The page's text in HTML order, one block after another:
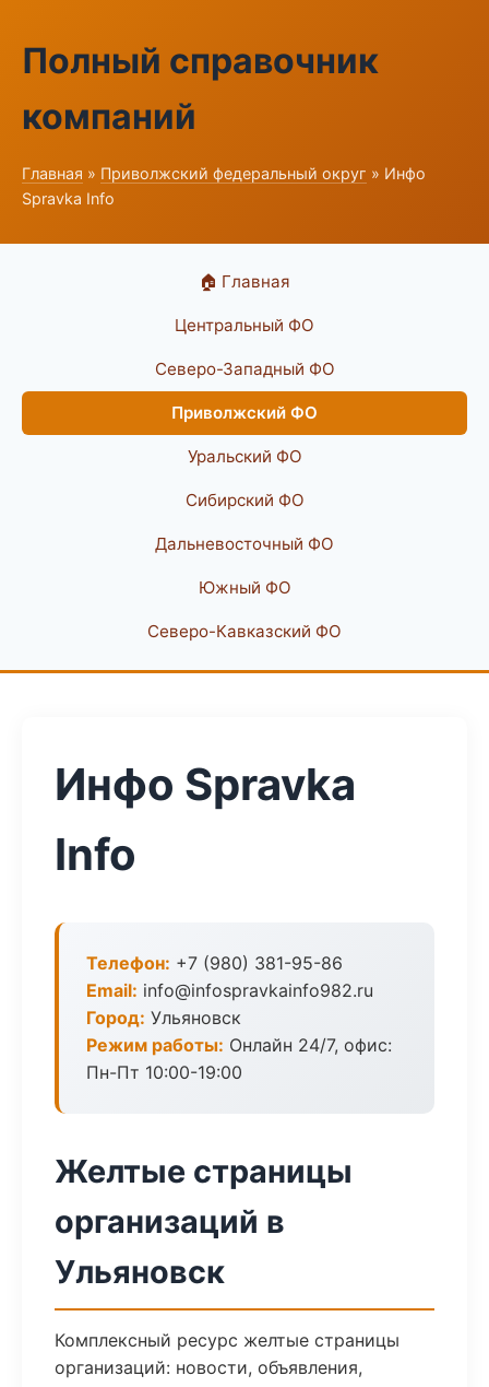
Полный справочник
компаний
Главная » Приволжский федеральный округ » Инфо
Spravka Info
🏠 Главная
Центральный ФО
Северо-Западный ФО
Приволжский ФО
Уральский ФО
Сибирский ФО
Дальневосточный ФО
Южный ФО
Северо-Кавказский ФО
Инфо Spravka
Info
Телефон: +7 (980) 381-95-86
Email: info@infospravkainfo982.ru
Город: Ульяновск
Режим работы: Онлайн 24/7, офис:
Пн-Пт 10:00-19:00
Желтые страницы
организаций в
Ульяновск
Комплексный ресурс желтые страницы
организаций: новости, объявления,